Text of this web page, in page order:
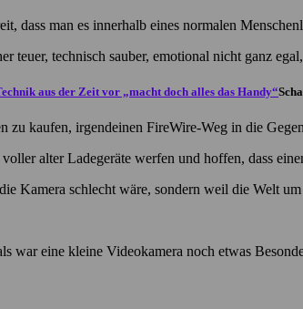
dass man es innerhalb eines normalen
teuer, technisch sauber, emotional nicht ganz
zu kaufen, irgendeinen FireWire-Weg in die
alter Ladegeräte werfen und hoffen, dass
Kamera schlecht wäre, sondern weil die Welt
war eine kleine Videokamera noch etwas